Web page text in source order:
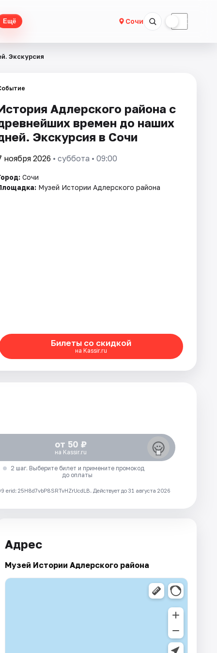
Ещё Сочи ☾
Экскурсия
Адлерского района с
времен до наших
Экскурсия в Сочи
ноября 2026 • суббота • 09:00
Сочи
Музей Истории Адлерского района
Билеты со скидкой
на Kassir.ru
от 50 ₽
на Kassir.ru
2 шаг. Выберите билет и примените промокод
до оплаты
25H8d7vbP8SRTvHZrUcdLB. Действует до 31 августа 2026
Адрес
Музей Истории Адлерского района